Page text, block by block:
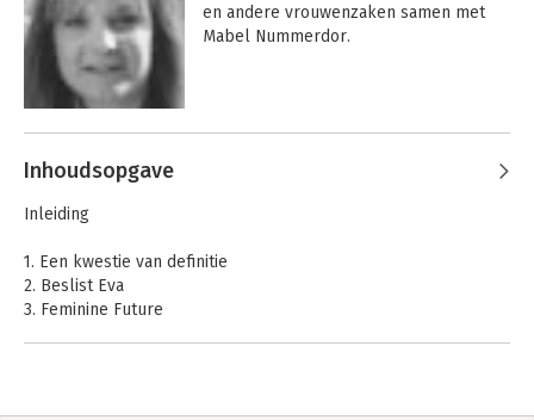
en andere vrouwenzaken samen met
Mabel Nummerdor.
Inhoudsopgave
Inleiding
1. Een kwestie van definitie
2. Beslist Eva
3. Feminine Future